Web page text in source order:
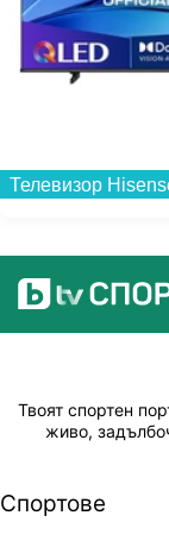
Твоят спортен
живо,
Спортове